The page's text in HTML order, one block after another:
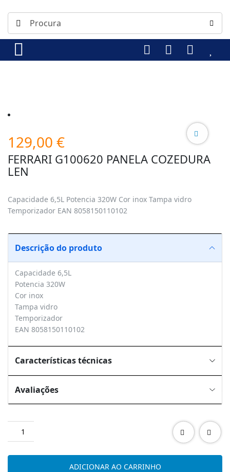
129,00 €
FERRARI G100620 PANELA COZEDURA
LEN
Capacidade 6,5L Potencia 320W Cor inox Tampa vidro
Temporizador EAN 8058150110102
Descrição do produto
Capacidade 6,5L
Potencia 320W
Cor inox
Tampa vidro
Temporizador
EAN 8058150110102
Características técnicas
Avaliações
G100620
ADICIONAR AO CARRINHO